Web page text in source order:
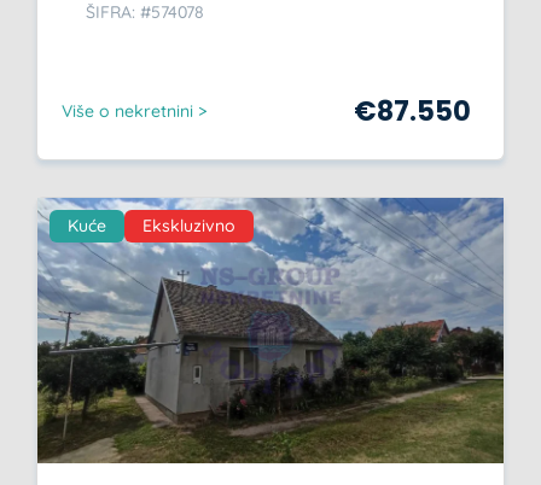
ŠIFRA: #574078
Više o nekretnini > €87.550
Kuće Ekskluzivno